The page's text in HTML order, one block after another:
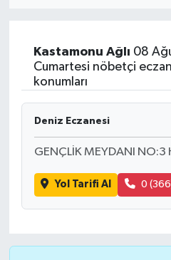
Kastamonu Ağlı 08
Cumartesi nöbetçi
konumları
Deniz Eczanesi
GENÇLİK MEYDANI NO:3
Yol Tarifi Al 0
Sağlık
Magazin
Gündem
Kültür & Sanat
Teknoloji